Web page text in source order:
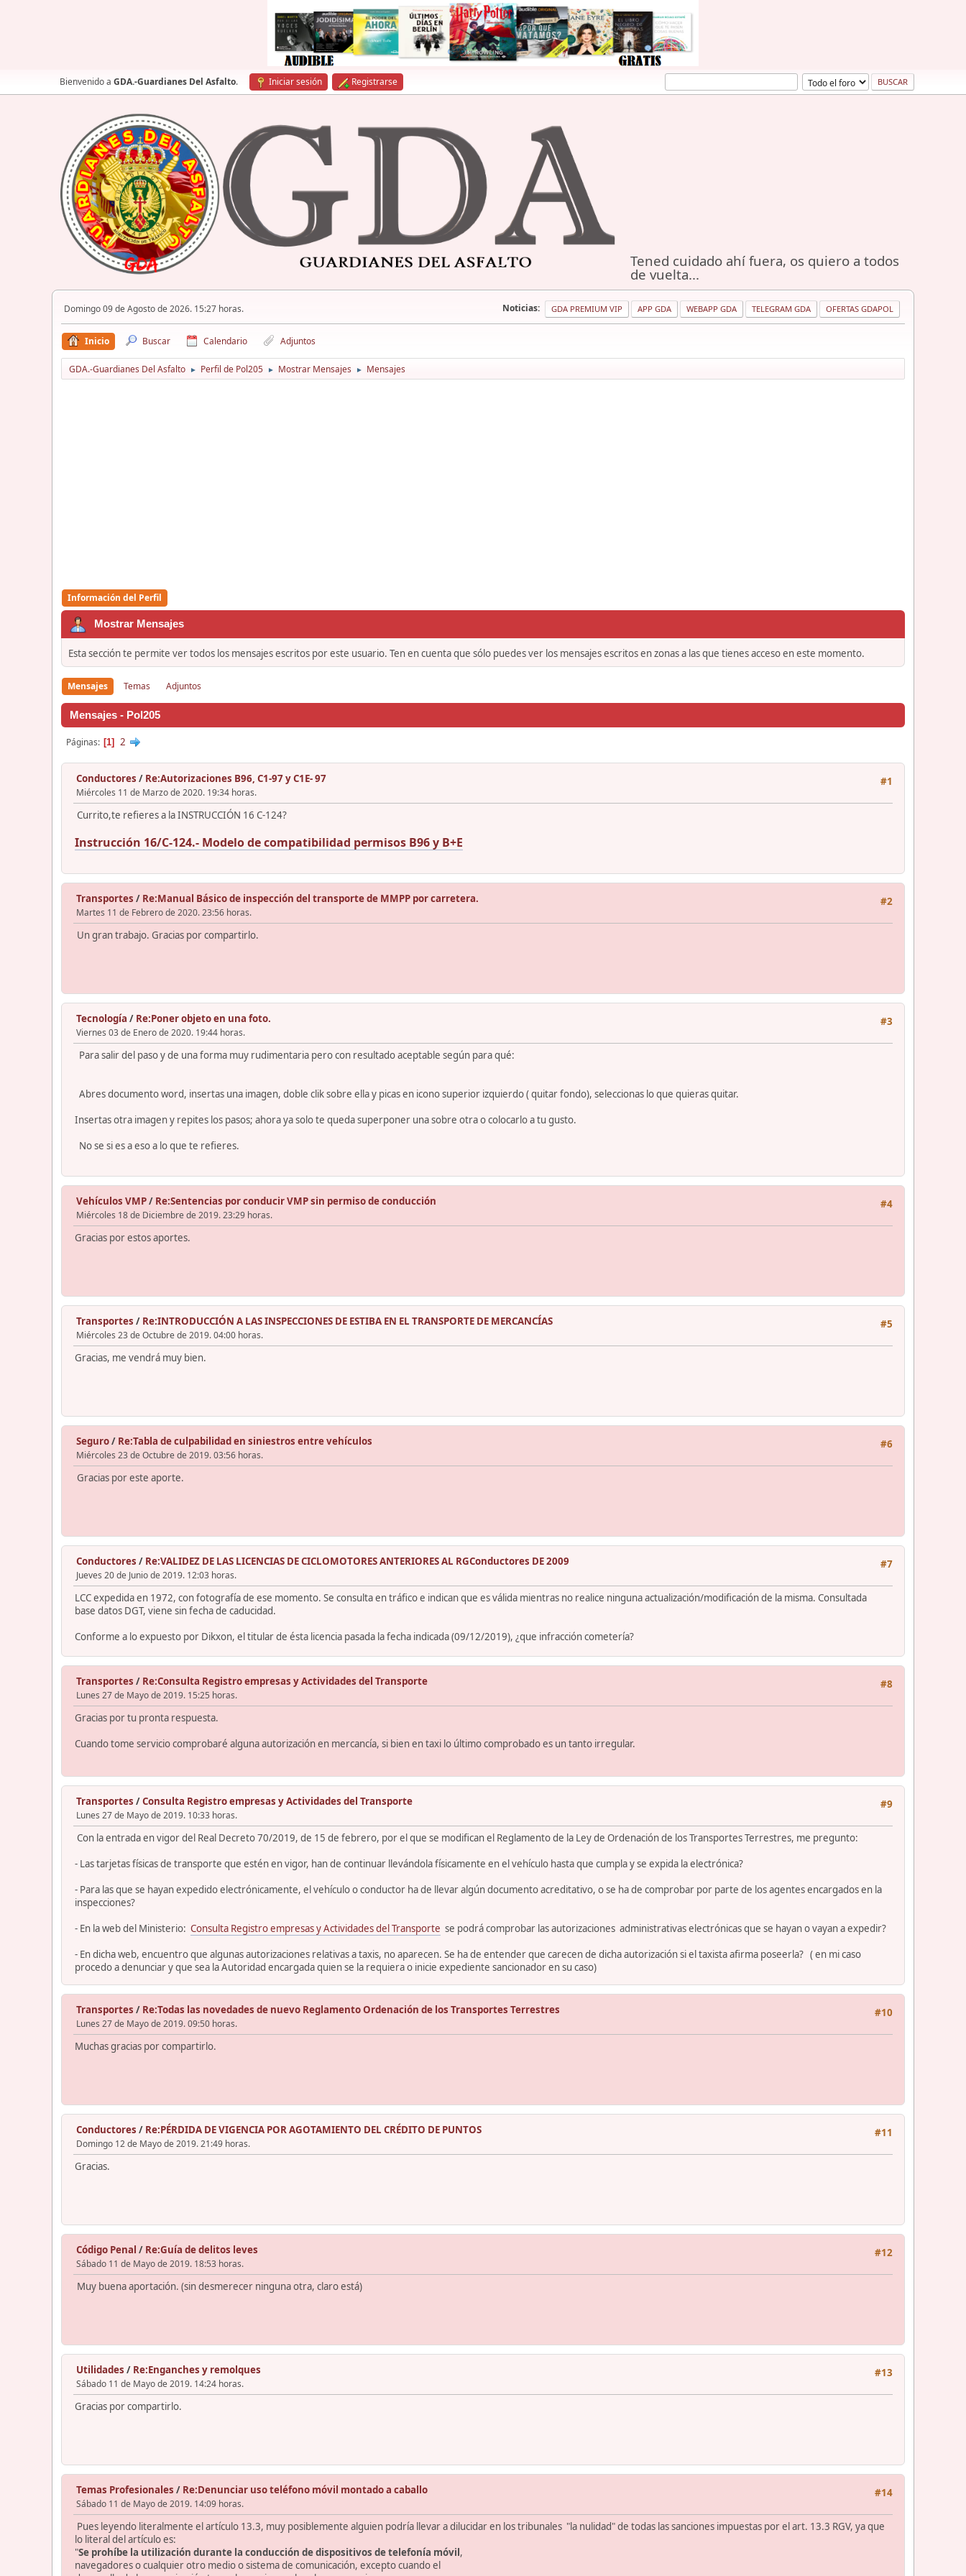
Bienvenido a GDA.-Guardianes Del Asfalto. Iniciar sesión Registrarse
Tened cuidado ahí fuera, os quiero a todos
de vuelta...
Domingo 09 de Agosto de 2026. 15:27 horas. Noticias: GDA PREMIUM VIP APP GDA WEBAPP GDA TELEGRAM GDA OFERTAS GDAPOL
Inicio Buscar Calendario Adjuntos
GDA.-Guardianes Del Asfalto ► Perfil de Pol205 ► Mostrar Mensajes ► Mensajes
Información del Perfil
Mostrar Mensajes
Esta sección te permite ver todos los mensajes escritos por este usuario. Ten en cuenta que sólo puedes ver los mensajes escritos en zonas a las que tienes acceso en este momento.
Mensajes Temas Adjuntos
Mensajes - Pol205
Páginas 1 2
#1
Conductores / Re:Autorizaciones B96, C1-97 y C1E- 97
Miércoles 11 de Marzo de 2020. 19:34 horas.
Currito,te refieres a la INSTRUCCIÓN 16 C-124?
Instrucción 16/C-124.- Modelo de compatibilidad permisos B96 y B+E
#2
Transportes / Re:Manual Básico de inspección del transporte de MMPP por carretera.
Martes 11 de Febrero de 2020. 23:56 horas.
Un gran trabajo. Gracias por compartirlo.
#3
Tecnología / Re:Poner objeto en una foto.
Viernes 03 de Enero de 2020. 19:44 horas.
Para salir del paso y de una forma muy rudimentaria pero con resultado aceptable según para qué:
Abres documento word, insertas una imagen, doble clik sobre ella y picas en icono superior izquierdo ( quitar fondo), seleccionas lo que quieras quitar.
Insertas otra imagen y repites los pasos; ahora ya solo te queda superponer una sobre otra o colocarlo a tu gusto.
No se si es a eso a lo que te refieres.
#4
Vehículos VMP/ Re:Sentencias por conducir VMP sin permiso de conducción
Miércoles 18 de Diciembre de 2019. 23:29 horas.
Gracias por estos aportes.
#5
Transportes / Re:INTRODUCCIÓN A LAS INSPECCIONES DE ESTIBA EN EL TRANSPORTE DE MERCANCÍAS
Miércoles 23 de Octubre de 2019. 04:00 horas.
Gracias, me vendrá muy bien.
#6
Seguro/ Re:Tabla de culpabilidad en siniestros entre vehículos
Miércoles 23 de Octubre de 2019. 03:56 horas.
Gracias por este aporte.
#7
Conductores / Re:VALIDEZ DE LAS LICENCIAS DE CICLOMOTORES ANTERIORES AL RGConductores DE 2009
Jueves 20 de Junio de 2019. 12:03 horas.
LCC expedida en 1972, con fotografía de ese momento. Se consulta en tráfico e indican que es válida mientras no realice ninguna actualización/modificación de la misma. Consultada
base datos DGT, viene sin fecha de caducidad.
Conforme a lo expuesto por Dikxon, el titular de ésta licencia pasada la fecha indicada (09/12/2019), ¿que infracción cometería?
#8
Transportes / Re:Consulta Registro empresas y Actividades del Transporte
Lunes 27 de Mayo de 2019. 15:25 horas.
Gracias por tu pronta respuesta.
Cuando tome servicio comprobaré alguna autorización en mercancía, si bien en taxi lo último comprobado es un tanto irregular.
#9
Transportes /Consulta Registro empresas y Actividades del Transporte
Lunes 27 de Mayo de 2019. 10:33 horas.
Con la entrada en vigor del Real Decreto 70/2019, de 15 de febrero, por el que se modifican el Reglamento de la Ley de Ordenación de los Transportes Terrestres, me pregunto:
- Las tarjetas físicas de transporte que estén en vigor, han de continuar llevándola físicamente en el vehículo hasta que cumpla y se expida la electrónica?
- Para las que se hayan expedido electrónicamente, el vehículo o conductor ha de llevar algún documento acreditativo, o se ha de comprobar por parte de los agentes encargados en la
inspecciones?
- En la web del Ministerio: Consulta Registro empresas y Actividades del Transporte se podrá comprobar las autorizaciones administrativas electrónicas que se hayan o vayan a expedir?
- En dicha web, encuentro que algunas autorizaciones relativas a taxis, no aparecen. Se ha de entender que carecen de dicha autorización si el taxista afirma poseerla? ( en mi caso
procedo a denunciar y que sea la Autoridad encargada quien se la requiera o inicie expediente sancionador en su caso)
#10
Transportes / Re:Todas las novedades de nuevo Reglamento Ordenación de los Transportes Terrestres
Lunes 27 de Mayo de 2019. 09:50 horas.
Muchas gracias por compartirlo.
#11
Conductores / Re:PÉRDIDA DE VIGENCIA POR AGOTAMIENTO DEL CRÉDITO DE PUNTOS
Domingo 12 de Mayo de 2019. 21:49 horas.
Gracias.
#12
Código Penal / Re:Guía de delitos leves
Sábado 11 de Mayo de 2019. 18:53 horas.
Muy buena aportación. (sin desmerecer ninguna otra, claro está)
#13
Utilidades / Re:Enganches y remolques
Sábado 11 de Mayo de 2019. 14:24 horas.
Gracias por compartirlo.
#14
Temas Profesionales / Re:Denunciar uso teléfono móvil montado a caballo
Sábado 11 de Mayo de 2019. 14:09 horas.
Pues leyendo literalmente el artículo 13.3, muy posiblemente alguien podría llevar a dilucidar en los tribunales "la nulidad" de todas las sanciones impuestas por el art. 13.3 RGV, ya que
lo literal del artículo es:
"Se prohíbe la utilización durante la conducción de dispositivos de telefonía móvil,
navegadores o cualquier otro medio o sistema de comunicación, excepto cuando el